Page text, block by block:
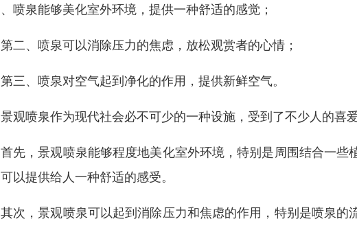
、喷泉能够美化室外环境，提供一种舒适的感觉；
第二、喷泉可以消除压力的焦虑，放松观赏者的心情；
第三、喷泉对空气起到净化的作用，提供新鲜空气。
景观喷泉作为现代社会必不可少的一种设施，受到了不少人的喜
首先，景观喷泉能够程度地美化室外环境，特别是周围结合一
可以提供给人一种舒适的感受。
其次，景观喷泉可以起到消除压力和焦虑的作用，特别是喷泉